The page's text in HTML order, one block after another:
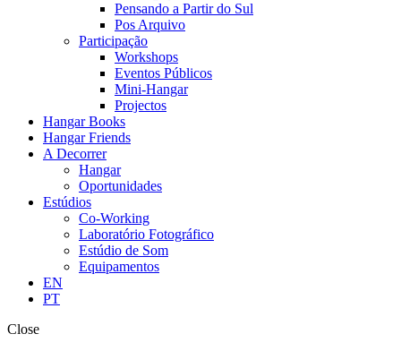
Pensando a Partir do Sul
Pos Arquivo
Participação
Workshops
Eventos Públicos
Mini-Hangar
Projectos
Hangar Books
Hangar Friends
A Decorrer
Hangar
Oportunidades
Estúdios
Co-Working
Laboratório Fotográfico
Estúdio de Som
Equipamentos
EN
PT
Close